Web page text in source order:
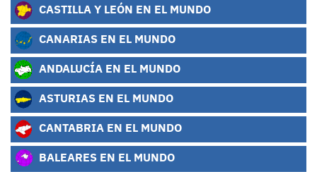
CASTILLA Y LEÓN EN EL MUNDO
CANARIAS EN EL MUNDO
ANDALUCÍA EN EL MUNDO
ASTURIAS EN EL MUNDO
CANTABRIA EN EL MUNDO
BALEARES EN EL MUNDO